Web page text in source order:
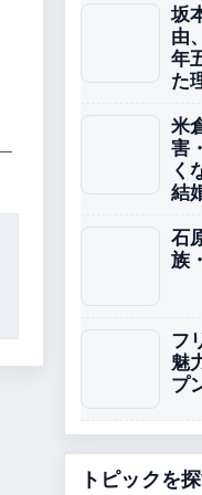
坂
由
年
た
米
害
く
結
石
族
フ
魅
プ
トピックを